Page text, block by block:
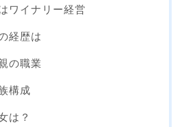
ワイナリー経営
経歴は
の職業
構成
は？